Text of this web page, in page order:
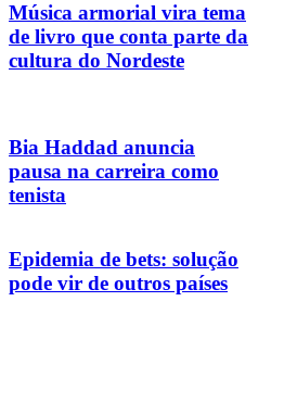
Música armorial vira tema
de livro que conta parte da
cultura do Nordeste
Bia Haddad anuncia
pausa na carreira como
tenista
Epidemia de bets: solução
pode vir de outros países